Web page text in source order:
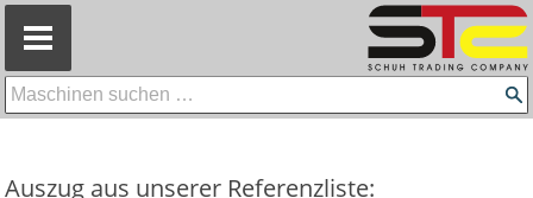
Auszug aus unserer Referenzliste: